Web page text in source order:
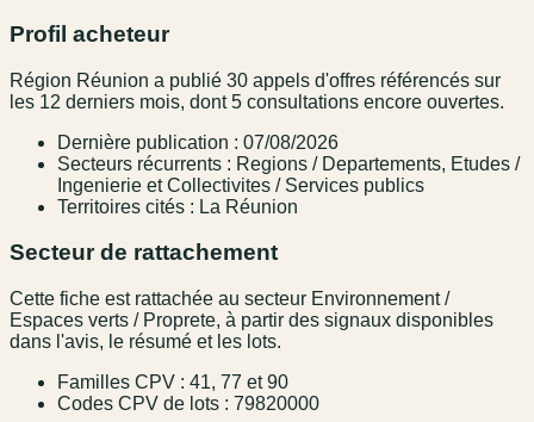
Profil acheteur
Région Réunion a publié 30 appels d'offres référencés sur
les 12 derniers mois, dont 5 consultations encore ouvertes.
Dernière publication : 07/08/2026
Secteurs récurrents : Regions / Departements, Etudes /
Ingenierie et Collectivites / Services publics
Territoires cités : La Réunion
Secteur de rattachement
Cette fiche est rattachée au secteur Environnement /
Espaces verts / Proprete, à partir des signaux disponibles
dans l'avis, le résumé et les lots.
Familles CPV : 41, 77 et 90
Codes CPV de lots : 79820000